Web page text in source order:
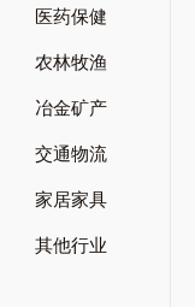
医药保健
农林牧渔
冶金矿产
交通物流
家居家具
其他行业